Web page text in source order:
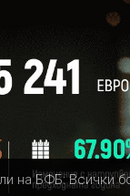
на БФБ: Всички